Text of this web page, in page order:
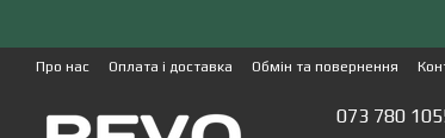
Про нас Оплата і доставка Обмін та повернення
073 780